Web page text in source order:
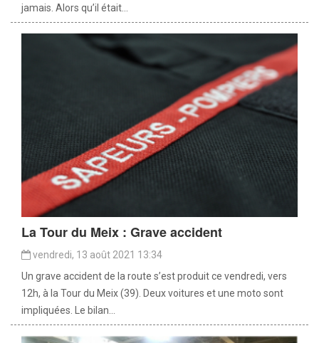
jamais. Alors qu’il était...
La Tour du Meix : Grave accident
vendredi, 13 août 2021 13:34
Un grave accident de la route s’est produit ce vendredi, vers
12h, à la Tour du Meix (39). Deux voitures et une moto sont
impliquées. Le bilan...